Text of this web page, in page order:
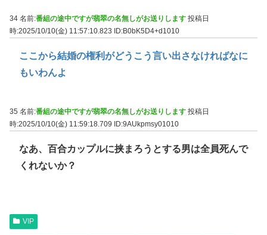
34 名前:番組の途中ですが翡翠の名無しがお送りします 投稿日
時:2025/10/10(金) 11:57:10.823 ID:B0bK5D4+d1010
ここから結婚の権利がどうこう言い出さなければなに
もいわんよ
35 名前:番組の途中ですが翡翠の名無しがお送りします 投稿日
時:2025/10/10(金) 11:59:18.709
ID:9AUkpmsy01010
なあ、百合カップルに挟まろうとする男は全員死んで
くれないか？
VIP